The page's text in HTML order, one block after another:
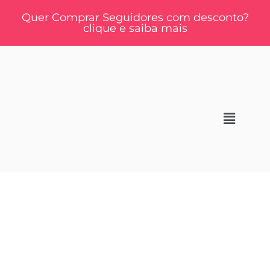
Quer Comprar Seguidores com desconto?
clique e saiba mais